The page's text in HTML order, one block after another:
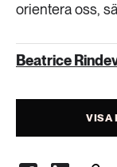
orientera oss,
Beatrice
VISA